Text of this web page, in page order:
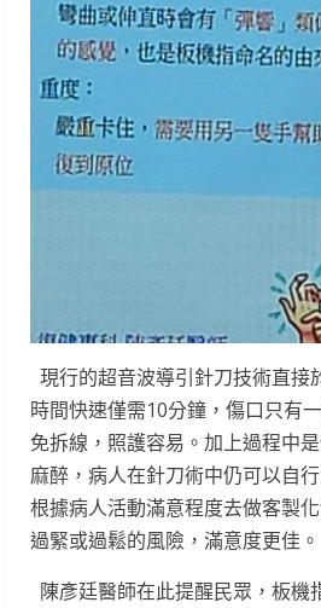
現行的超音波導引針刀技術直接
時間快速僅需10分鐘，傷口只有
免拆線，照護容易。加上過程中
麻醉，病人在針刀術中仍可以自
根據病人活動滿意程度去做客製
過緊或過鬆的風險，滿意度更佳。
陳彥廷醫師在此提醒民眾，板機